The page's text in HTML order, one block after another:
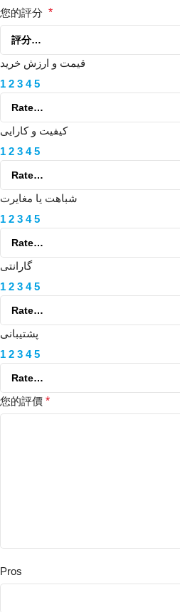
您的評分 *
قیمت و ارزش خرید
1 2 3 4 5
کیفیت و کارایی
1 2 3 4 5
شباهت یا مغایرت
1 2 3 4 5
گارانتی
1 2 3 4 5
پشتیبانی
1 2 3 4 5
您的評價 *
Pros